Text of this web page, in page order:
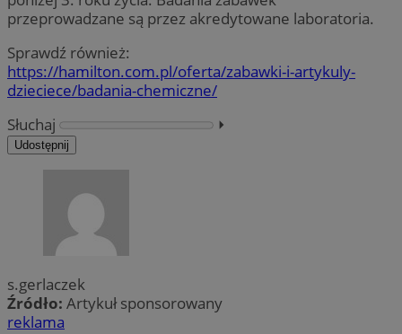
przeprowadzane są przez akredytowane laboratoria.
Sprawdź również:
https://hamilton.com.pl/oferta/zabawki-i-artykuly-
dzieciece/badania-chemiczne/
Słuchaj
⏵︎
Udostępnij
s.gerlaczek
Źródło: Artykuł sponsorowany
reklama